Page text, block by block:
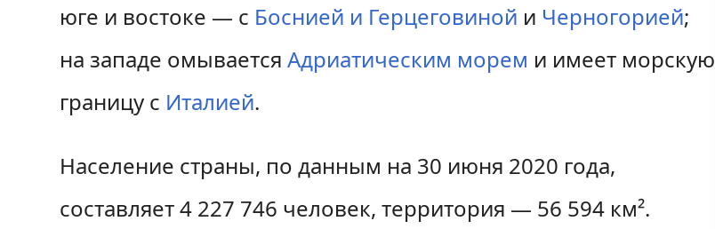
а
в
и
а
ц
о
и
с
у
юге и востоке — с Боснией и Герцеговиной и Черногорией;
на западе омываетсяАдриатическим морем и имеет морскую
границу с Италией.
Население страны, по данным на 30 июня 2020 года,
составляет 4 227 746 человек, территория — 56 594 км².